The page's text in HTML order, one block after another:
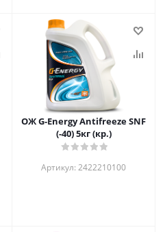
ОЖ G-Energy Antifreeze SNF
(-40) 5кг (кр.)
Артикул: 2422210100